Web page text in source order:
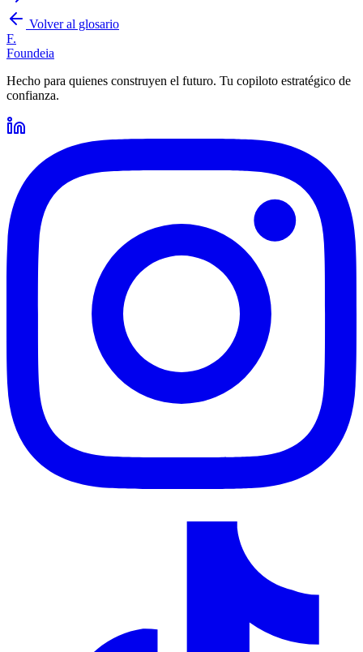
Volver al glosario
F.
Foundeia
Hecho para quienes construyen el futuro. Tu copiloto estratégico de
confianza.